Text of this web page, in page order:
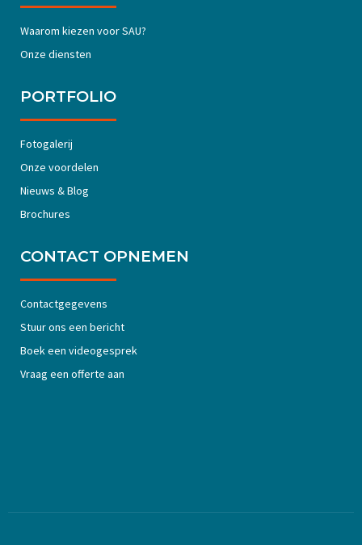
Waarom kiezen voor SAU?
Onze diensten
PORTFOLIO
Fotogalerij
Onze voordelen
Nieuws & Blog
Brochures
CONTACT OPNEMEN
Contactgegevens
Stuur ons een bericht
Boek een videogesprek
Vraag een offerte aan